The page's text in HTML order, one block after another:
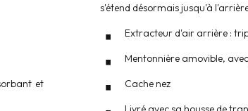
et
s'étend désormais jusqu'à
Extracteur d'air arrière :
Mentonnière amovible,
Cache nez